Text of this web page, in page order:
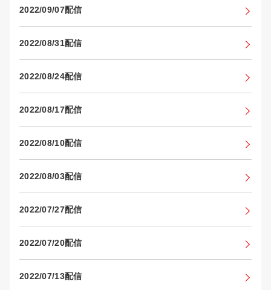
2022/09/07配信
2022/08/31配信
2022/08/24配信
2022/08/17配信
2022/08/10配信
2022/08/03配信
2022/07/27配信
2022/07/20配信
2022/07/13配信